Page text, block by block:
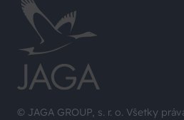
© JAGA GROUP, s. r. o. Všetky